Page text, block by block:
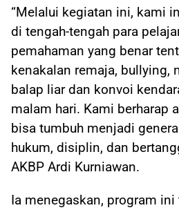
“Melalui kegiatan ini, kami
di tengah-tengah para
pemahaman yang benar
kenakalan remaja, bullying,
balap liar dan konvoi
malam hari. Kami berharap
bisa tumbuh menjadi
hukum, disiplin, dan
AKBP Ardi Kurniawan.
Ia menegaskan, program ini